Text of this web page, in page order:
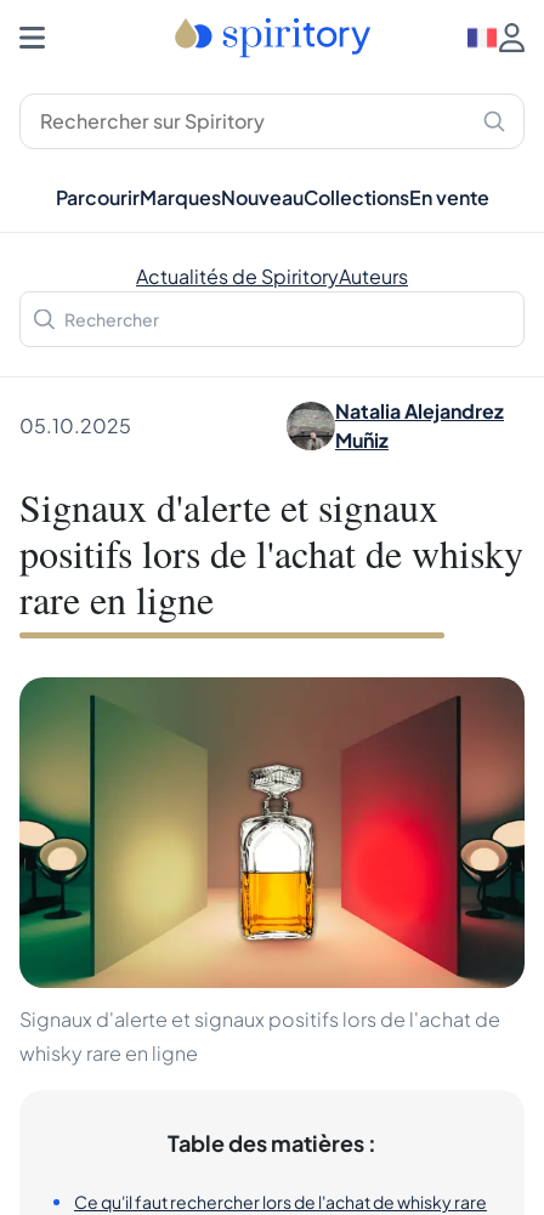
ParcourirMarquesNouveauCollectionsEn vente
Actualités de SpiritoryAuteurs
05.10.2025
Natalia Alejandrez
Muñiz
Signaux d'alerte et signaux
positifs lors de l'achat de whisky
rare en ligne
Signaux d'alerte et signaux positifs lors de l'achat de
whisky rare en ligne
Table des matières :
Ce qu'il faut rechercher lors de l'achat de whisky rare